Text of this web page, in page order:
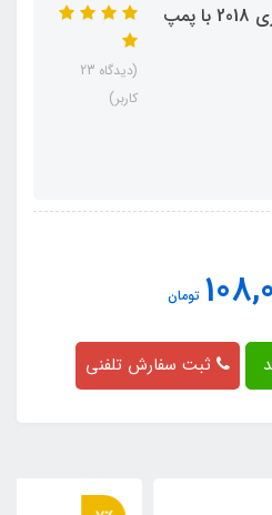
استخر پیش ساخته 4 متری 2018 با پمپ
(دیدگاه 23
کاربر)
تومان
ثبت سفارش تلفنی